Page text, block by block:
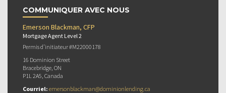
COMMUNIQUER AVEC NOUS
Emerson Blackman, CFP
Mortgage Agent Level 2
Permis d’initiateur #M22000178
16 Dominion Street
Bracebridge, ON
P1L 2A5, Canada
Courriel: emersonblackman@dominionlending.ca